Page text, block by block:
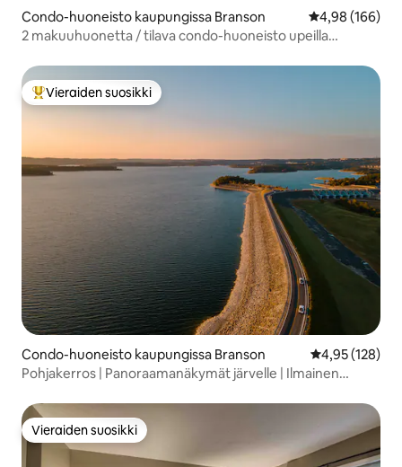
Condo-huoneisto kaupungissa Branson
4,98 (166)
2 makuuhuonetta / tilava condo-huoneisto upeilla
Vieraiden suosikkien parhaimmistoa
Vieraiden suosikki
Condo-huoneisto kaupungissa Branson
4,95 (128)
Pohjakerros | Panoraamanäkymät järvelle | Ilmainen
Vieraiden suosikki
Vieraiden suosikki